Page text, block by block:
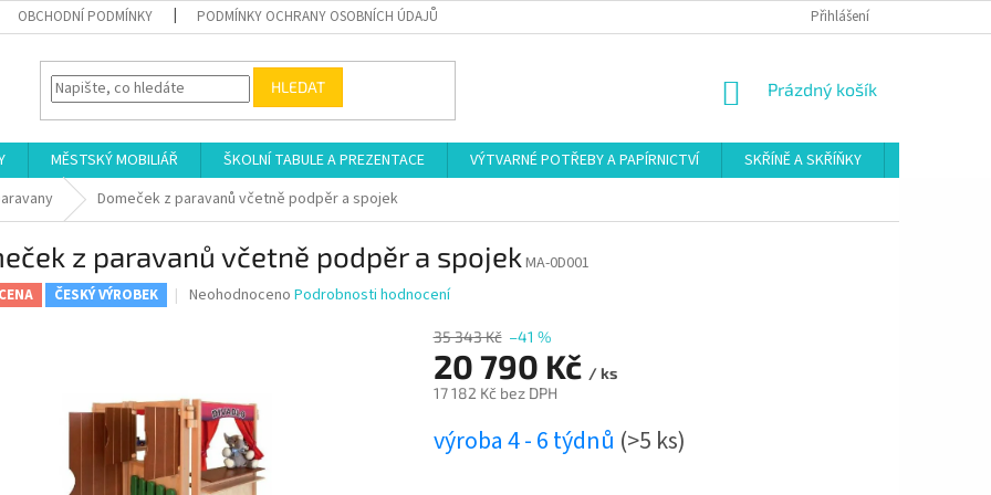
OBCHODNÍ PODMÍNKY PODMÍNKY OCHRANY OSOBNÍCH ÚDAJŮ Přihlášení
HLEDAT
NÁKUPNÍ
Prázdný košík
MĚSTSKÝ MOBILIÁŘ ŠKOLNÍ TABULE A PREZENTACE VÝTVARNÉ POTŘEBY A PAPÍRNICTVÍ SKŘÍNĚ A SKŘÍŇKY
Domeček z paravanů včetně podpěr a spojek
z paravanů včetně podpěr a spojek MA-0D001
ČESKÝ VÝROBEK
Průměrné
z
5
hvězdiček.
Neohodnoceno Podrobnosti hodnocení
35 343 Kč –41 %
20 790 Kč / ks
17 182 Kč bez DPH
cena:
výroba 4 - 6 týdnů (>5 ks)